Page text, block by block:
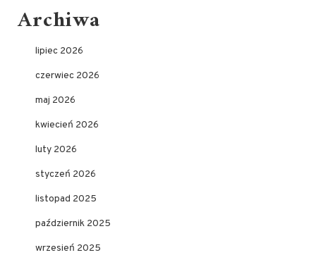
Archiwa
lipiec 2026
czerwiec 2026
maj 2026
kwiecień 2026
luty 2026
styczeń 2026
listopad 2025
październik 2025
wrzesień 2025